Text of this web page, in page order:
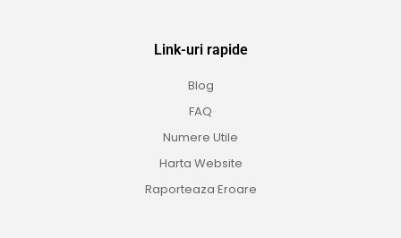
Link-uri rapide
Blog
FAQ
Numere Utile
Harta Website
Raporteaza Eroare